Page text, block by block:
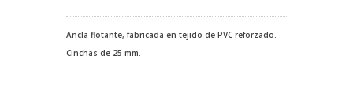
Ancla flotante, fabricada en tejido de PVC reforzado.
Cinchas de 25 mm.